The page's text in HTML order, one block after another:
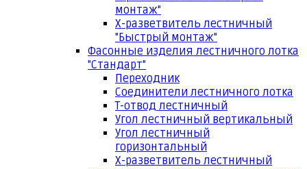
монтаж"
Х-разветвитель лестничный
"Быстрый монтаж"
Фасонные изделия лестничного лотка
"Стандарт"
Переходник
Соединители лестничного лотка
Т-отвод лестничный
Угол лестничный вертикальный
Угол лестничный
горизонтальный
Х-разветвитель лестничный